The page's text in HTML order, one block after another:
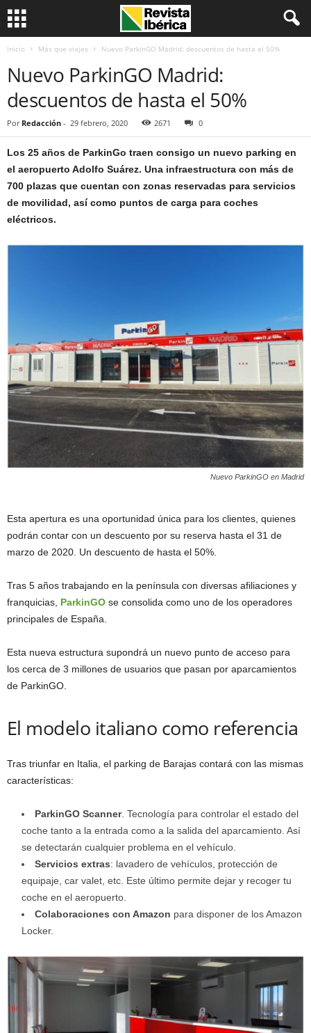
Inicio Más que viajes Nuevo ParkinGO Madrid: descuentos de hasta el 50%
Nuevo ParkinGO Madrid:
descuentos de hasta el 50%
Por Redacción - 29 febrero, 2020 2671 0
Los 25 años de ParkinGo traen consigo un nuevo parking en
el aeropuerto Adolfo Suárez. Una infraestructura con más de
700 plazas que cuentan con zonas reservadas para servicios
de movilidad, así como puntos de carga para coches
eléctricos.
Nuevo ParkinGO en Madrid
Esta apertura es una oportunidad única para los clientes, quienes
podrán contar con un descuento por su reserva hasta el 31 de
marzo de 2020. Un descuento de hasta el 50%.
Tras 5 años trabajando en la península con diversas afiliaciones y
franquicias, ParkinGO se consolida como uno de los operadores
principales de España.
Esta nueva estructura supondrá un nuevo punto de acceso para
los cerca de 3 millones de usuarios que pasan por aparcamientos
de ParkinGO.
El modelo italiano como referencia
Tras triunfar en Italia, el parking de Barajas contará con las mismas
características:
ParkinGO Scanner. Tecnología para controlar el estado del
coche tanto a la entrada como a la salida del aparcamiento. Así
se detectarán cualquier problema en el vehículo.
Servicios extras: lavadero de vehículos, protección de
equipaje, car valet, etc. Este último permite dejar y recoger tu
coche en el aeropuerto.
Colaboraciones con Amazon para disponer de los Amazon
Locker.